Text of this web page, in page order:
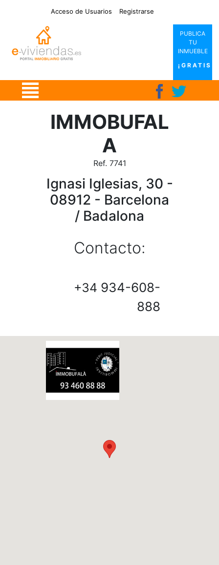
Acceso de Usuarios Registrarse
PUBLICA
TU
INMUEBLE
¡GRATIS!
IMMOBUFAL
A
Ref. 7741
Ignasi Iglesias, 30 -
08912 - Barcelona
/ Badalona
Contacto:
+34 934-608-
888